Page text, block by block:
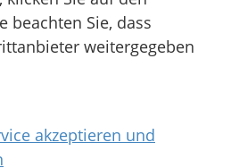
beachten Sie, dass
weitergegeben
akzeptieren und